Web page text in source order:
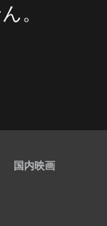
。
国内映画